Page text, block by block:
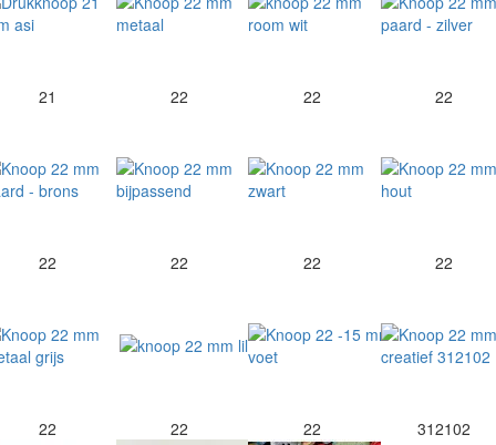
21 22 22 22
22 22 22 22
22 22 22 312102